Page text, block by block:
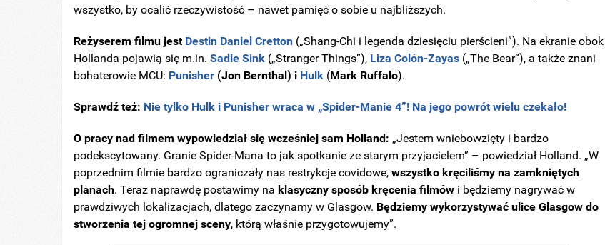
wszystko, by ocalić rzeczywistość – nawet pamięć o sobie u najbliższych.
Reżyserem filmu jest Destin Daniel Cretton („Shang-Chi i legenda dziesięciu pierścieni”). Na ekranie obok
Hollanda pojawią się m.in.Sadie Sink („Stranger Things”), Liza Colón-Zayas („The Bear”), a także znani
bohaterowie MCU: Punisher (Jon Bernthal) i Hulk (Mark Ruffalo).
Sprawdź też: Nie tylko Hulk i Punisher wraca w „Spider-Manie 4”! Na jego powrót wielu czekało!
O pracy nad filmem wypowiedział się wcześniej sam Holland: „Jestem wniebowzięty i bardzo
podekscytowany. Granie Spider-Mana to jak spotkanie ze starym przyjacielem” – powiedział Holland. „W
poprzednim filmie bardzo ograniczały nas restrykcje covidowe,wszystko kręciliśmy na zamkniętych
planach. Teraz naprawdę postawimy naklasyczny sposób kręcenia filmów i będziemy nagrywać w
prawdziwych lokalizacjach, dlatego zaczynamy w Glasgow. Będziemy wykorzystywać ulice Glasgow do
stworzenia tej ogromnej sceny, którą właśnie przygotowujemy”.